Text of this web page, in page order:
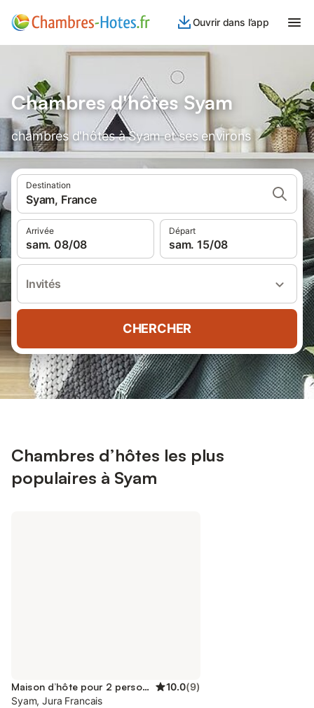
Ouvrir dans l’app
Chambres d'hôtes Syam
chambres d'hôtes à Syam et ses environs
Destination
Syam, France
Arrivée
sam. 08/08
Départ
sam. 15/08
Invités
CHERCHER
Chambres d’hôtes les plus
populaires à Syam
Maison d’hôte pour 2 personnes 10.0(9)
Syam, Jura Francais